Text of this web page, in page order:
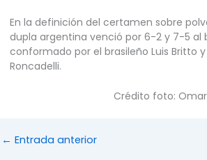
En la definición del certamen sobre
dupla argentina venció por 6-2 y 7-5 al
conformado por el brasileño Luis Britto
Roncadelli.
Crédito foto: Omar
← Entrada anterior